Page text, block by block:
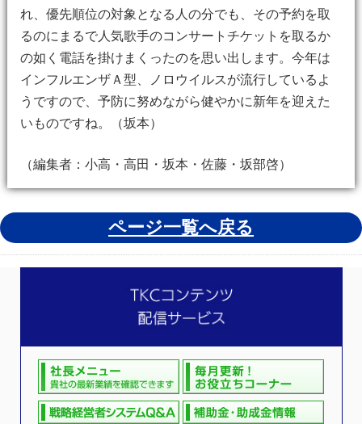
れ、優先順位の対象となる人の分でも、その予約を取
るのにまるで人気歌手のコンサートチケットを取るか
の如く電話を掛けまくったのを思い出します。今年は
インフルエンザＡ型、ノロウイルスが流行しているよ
うですので、予防に努めながら健やかに新年を迎えた
いものですね。（坂本）
（編集者：小高・高田・坂本・佐藤・坂部啓）
ページ一覧へ戻る